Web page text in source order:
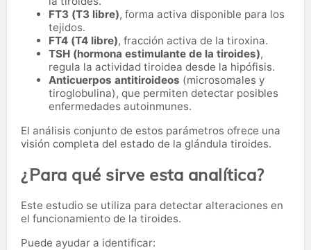
FT3 (T3 libre), forma activa disponible para los
tejidos.
FT4 (T4 libre), fracción activa de la tiroxina.
TSH (hormona estimulante de la tiroides),
regula la actividad tiroidea desde la hipófisis.
Anticuerpos antitiroideos (microsomales y
tiroglobulina), que permiten detectar posibles
enfermedades autoinmunes.
El análisis conjunto de estos parámetros ofrece una
visión completa del estado de la glándula tiroides.
¿Para qué sirve esta analítica?
Este estudio se utiliza para detectar alteraciones en
el funcionamiento de la tiroides.
Puede ayudar a identificar: